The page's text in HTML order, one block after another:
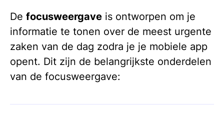
De focusweergave is ontworpen om je
informatie te tonen over de meest urgente
zaken van de dag zodra je je mobiele app
opent. Dit zijn de belangrijkste onderdelen
van de focusweergave: